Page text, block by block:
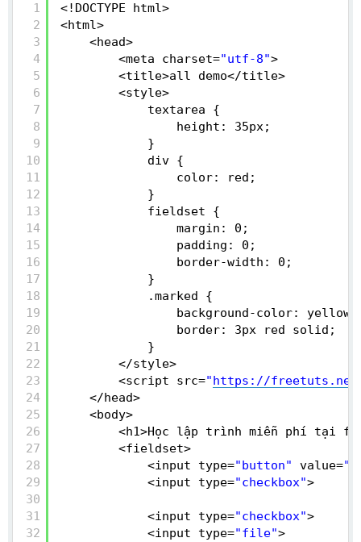
1
2
3
4
5
6
7
8
9
10
11
12
13
14
15
16
17
18
19
20
21
22
23
24
25
26
27
28
29
30
31
32
<!DOCTYPE html>
<html>
<head>
<meta charset="utf-8">
<title>all demo</title>
<style>
textarea {
height: 35px;
}
div {
color: red;
}
fieldset {
margin: 0;
padding: 0;
border-width: 0;
}
.marked {
background-color: yellow;
border: 3px red solid;
}
</style>
<script src="https://
</head>
<body>
<h1>Học lập trình miễn phí tại
<fieldset>
<input type="button" value=
<input type="checkbox">
<input type="checkbox">
<input type="file">